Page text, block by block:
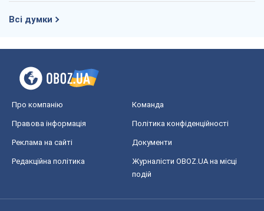
Всі думки
Про компанію Команда
Правова інформація Політика конфіденційності
Реклама на сайті Документи
Редакційна політика
Журналісти OBOZ.UA на місці
подій